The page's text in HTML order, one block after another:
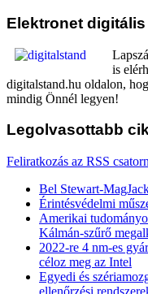
Elektronet
is
digitalstand.hu oldalon,
mindig Önnél legyen!
Legolvasottabb
Feliratkozás az RSS
Bel Stewart-
Érintésvédelmi
Amerikai
Kálmán-szűrő
2022-re 4 nm-es
céloz meg az Intel
Egyedi és
ellenőrzési